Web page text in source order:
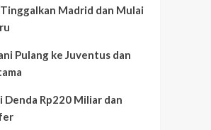
Madrid dan Mulai
Pulang ke Juventus dan
Denda Rp220 Miliar dan